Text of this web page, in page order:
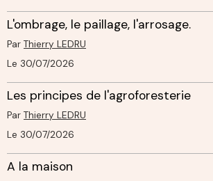
L'ombrage, le paillage, l'arrosage.
Par Thierry LEDRU
Le 30/07/2026
Les principes de l'agroforesterie
Par Thierry LEDRU
Le 30/07/2026
A la maison